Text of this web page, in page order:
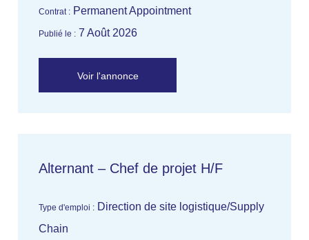
Contrat : Permanent Appointment
Publié le : 7 Août 2026
Voir l'annonce
Alternant – Chef de projet H/F
Type d'emploi : Direction de site logistique/Supply
Chain